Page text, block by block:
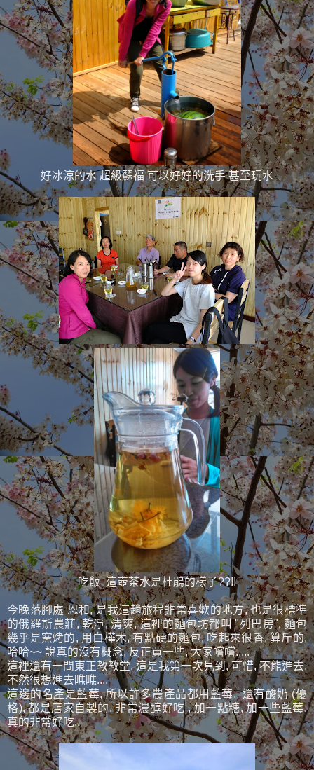
好冰涼的水 超級蘇福 可以好好的洗手 甚至玩水
吃飯 這壺茶水是杜鵑的樣子??!!
今晚落腳處 恩和, 是我這趟旅程非常喜歡的地方, 也是很標準
的俄羅斯農莊, 乾淨, 清爽, 這裡的麵包坊都叫 "列巴房", 麵包
幾乎是窯烤的, 用白樺木, 有點硬的麵包, 吃起來很香, 算斤的,
哈哈~~ 說真的沒有概念, 反正買一些, 大家嚐嚐.....
這裡還有一間東正教教堂, 這是我第一次見到, 可惜, 不能進去,
不然很想進去瞧瞧....
這邊的名產是藍莓, 所以許多農產品都用藍莓, 還有酸奶 (優
格), 都是店家自製的, 非常濃醇好吃 , 加一點糖, 加一些藍莓,
真的非常好吃..